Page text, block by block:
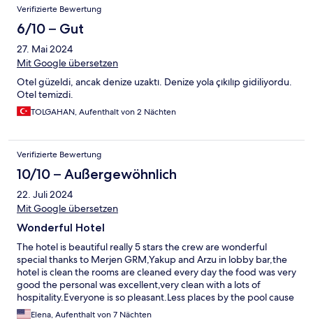
Verifizierte Bewertung
6/10 – Gut
27. Mai 2024
Mit Google übersetzen
Otel güzeldi, ancak denize uzaktı. Denize yola çıkılıp gidiliyordu.
Otel temizdi.
TOLGAHAN, Aufenthalt von 2 Nächten
Verifizierte Bewertung
10/10 – Außergewöhnlich
22. Juli 2024
Mit Google übersetzen
Wonderful Hotel
The hotel is beautiful really 5 stars the crew are wonderful
special thanks to Merjen GRM,Yakup and Arzu in lobby bar,the
hotel is clean the rooms are cleaned every day the food was very
good the personal was excellent,very clean with a lots of
hospitality.Everyone is so pleasant.Less places by the pool cause
the guests are blocking the chairs.Special thanks to everyone
specially the GRM Merjen and the executive chef.We will
Elena, Aufenthalt von 7 Nächten